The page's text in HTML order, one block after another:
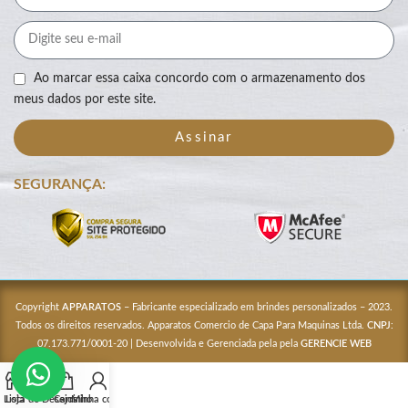
Ao marcar essa caixa concordo com o armazenamento dos
meus dados por este site.
Assinar
SEGURANÇA:
Copyright APPARATOS – Fabricante especializado em brindes personalizados – 2023.
Todos os direitos reservados. Apparatos Comercio de Capa Para Maquinas Ltda. CNPJ:
07.173.771/0001-20 | Desenvolvida e Gerenciada pela pela GERENCIE WEB
Loja
Lista de Desejos
CarrinhoMinha conta